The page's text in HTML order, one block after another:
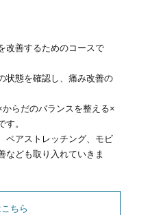
改善するためのコースで
状態を確認し、痛み改善の
らだのバランスを整える×
。
ペアストレッチング、モビ
なども取り入れていきま
ちら